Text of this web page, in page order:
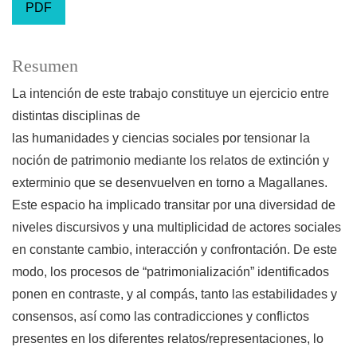
PDF
Resumen
La intención de este trabajo constituye un ejercicio entre
distintas disciplinas de
las humanidades y ciencias sociales por tensionar la
noción de patrimonio mediante los relatos de extinción y
exterminio que se desenvuelven en torno a Magallanes.
Este espacio ha implicado transitar por una diversidad de
niveles discursivos y una multiplicidad de actores sociales
en constante cambio, interacción y confrontación. De este
modo, los procesos de “patrimonialización” identificados
ponen en contraste, y al compás, tanto las estabilidades y
consensos, así como las contradicciones y conflictos
presentes en los diferentes relatos/representaciones, lo